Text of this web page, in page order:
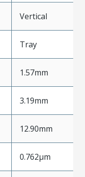
Vertical
Tray
1.57mm
3.19mm
12.90mm
0.762µm